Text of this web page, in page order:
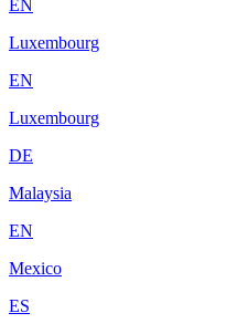
EN
Luxembourg
EN
Luxembourg
DE
Malaysia
EN
Mexico
ES